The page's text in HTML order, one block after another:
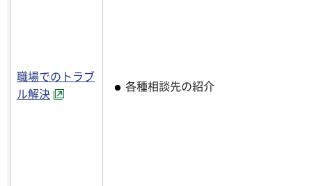
職場でのトラブ
ル解決
各種相談先の紹介